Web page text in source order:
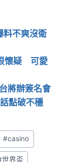
料不爽沒衛
懷疑 可愛
將辦簽名會
點破不穩
#casino
世界盃